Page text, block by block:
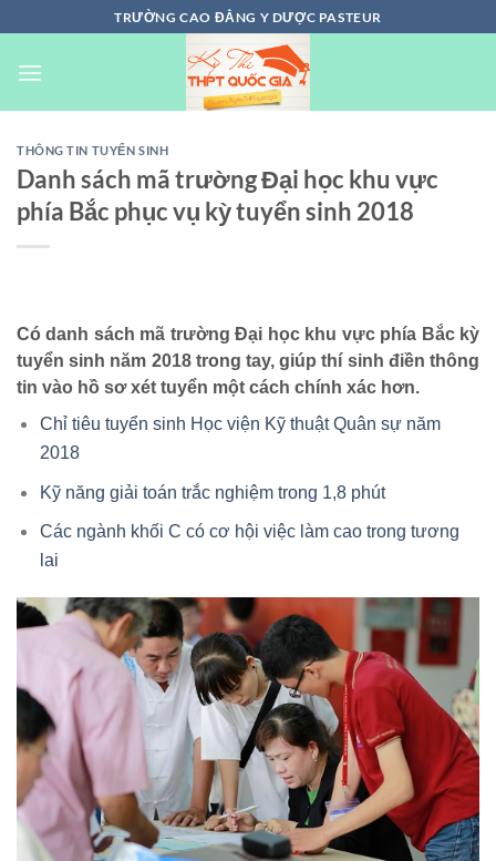
đến
nội
TRƯỜNG CAO ĐẲNG Y DƯỢC PASTEUR
THÔNG TIN TUYỂN SINH
Danh sách mã trường Đại học khu vực
phía Bắc phục vụ kỳ tuyển sinh 2018
Có danh sách mã trường Đại học khu vực phía Bắc kỳ
tuyển sinh năm 2018 trong tay, giúp thí sinh điền thông
tin vào hồ sơ xét tuyển một cách chính xác hơn.
Chỉ tiêu tuyển sinh Học viện Kỹ thuật Quân sự năm
2018
Kỹ năng giải toán trắc nghiệm trong 1,8 phút
Các ngành khối C có cơ hội việc làm cao trong tương
lai